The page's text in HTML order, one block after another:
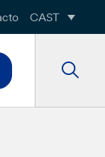
CAST